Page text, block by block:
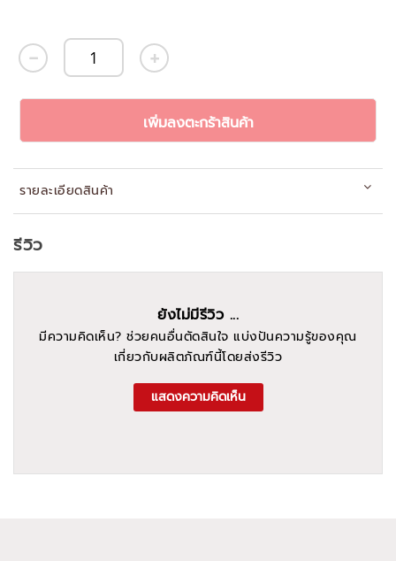
เพิ่มลงตะกร้าสินค้า
รายละเอียดสินค้า
รีวิว
ยังไม่มีรีวิว ...
มีความคิดเห็น? ช่วยคนอื่นตัดสินใจ แบ่งปันความรู้ของคุณ
เกี่ยวกับผลิตภัณฑ์นี้โดยส่งรีวิว
แสดงความคิดเห็น